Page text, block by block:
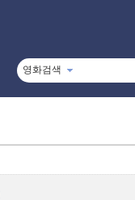
영화검색